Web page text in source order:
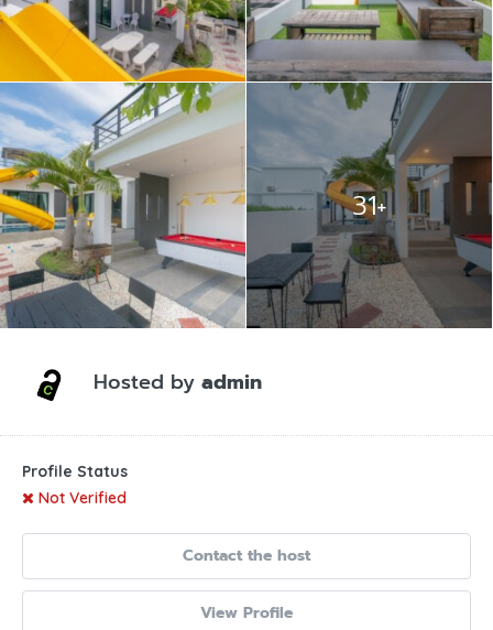
31+
Hosted by admin
Profile Status
Not Verified
Contact the host
View Profile